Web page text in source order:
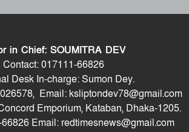
in Chief: SOUMITRA DEV
Contact: 017111-66826
Desk In-charge: Sumon Dey.
Email: ksliptondev78@gmail.com
Emporium, Kataban, Dhaka-1205.
Email: redtimesnews@gmail.com